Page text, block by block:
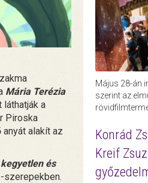
Mária Terézia
a
Piroska
alakít az
és
szerepekben.
Május 28-án
szerint az
Konrád
Kreif